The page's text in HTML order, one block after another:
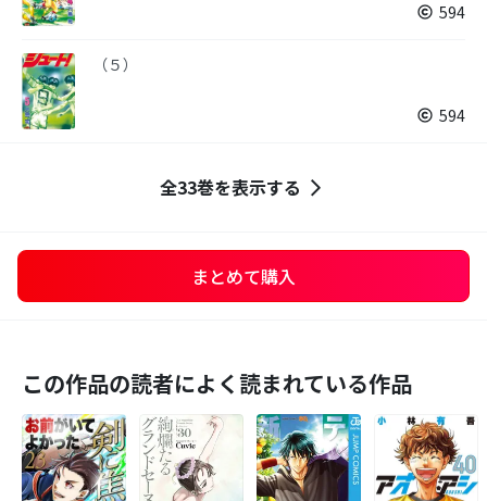
594
（５）
594
全33巻を表示する
まとめて購入
この作品の読者によく読まれている作品